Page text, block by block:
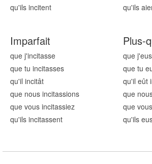
qu'ils incitent
qu'ils
Imparfait
que j'incitasse
que tu incitasses
qu'il incitât
que nous incitassions
que vous incitassiez
qu'ils incitassent
Plus-
que
que tu
qu'il eût
que
que
qu'ils